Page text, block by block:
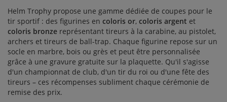
Helm Trophy propose une gamme dédiée de coupes pour le
tir sportif : des figurines en coloris or, coloris argent et
coloris bronze représentant tireurs à la carabine, au pistolet,
archers et tireurs de ball-trap. Chaque figurine repose sur un
socle en marbre, bois ou grès et peut être personnalisée
grâce à une gravure gratuite sur la plaquette. Qu'il s'agisse
d'un championnat de club, d'un tir du roi ou d'une fête des
tireurs – ces récompenses subliment chaque cérémonie de
remise des prix.